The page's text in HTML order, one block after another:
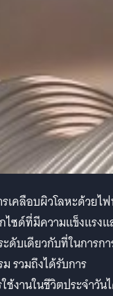
เคลือบผิวโลหะด้วยไ
ไซด์ที่มีความแข็งแรงแ
ดับเดียวกับที่ในการก
รวมถึงได้รับการ
งานในชีวิตประจำวัน